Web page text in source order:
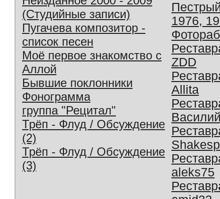
(Студийные записи)
Пугачева композитор -
список песен
Моё первое знакомство с
Аллой
Бывшие поклонники
Фонограмма
группа "Рецитал"
Трёп - Флуд / Обсуждение
(2)
Трёп - Флуд / Обсуждение
(3)
1976,
ZDD
Allita
aleks75